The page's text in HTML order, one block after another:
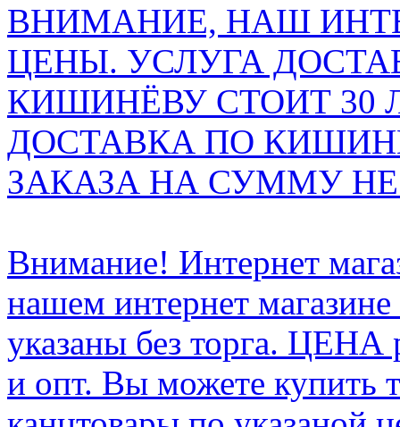
ВНИМАНИЕ, НАШ
ЦЕНЫ. УСЛУГА
КИШИНЁВУ СТОИТ 30
ДОСТАВКА ПО
ЗАКАЗА НА СУММУ НЕ
Внимание! Интернет
нашем интернет
указаны без торга.
и опт. Вы можете купить